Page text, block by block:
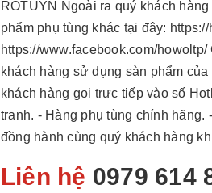
ROTUYN Ngoài ra quý khách
phẩm phụ tùng khác tại đây:
https://www.facebook.com/
khách hàng sử dụng sàn phẩm
khách hàng gọi trực tiếp vào số
tranh. - Hàng phụ tùng chính hãng.
đồng hành cùng quý khách hàng
Liên hệ 0979 614